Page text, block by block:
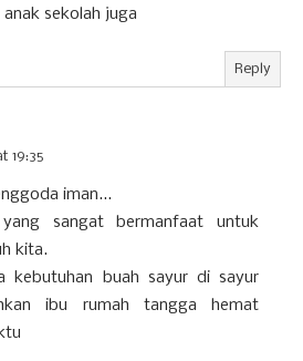
sekolah juga
Reply
19:35
iman...
sangat bermanfaat untuk
kita.
kebutuhan buah sayur di sayur
ibu rumah tangga hemat